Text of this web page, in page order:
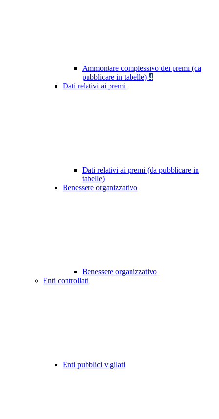
Ammontare complessivo dei premi (da
pubblicare in tabelle) 4
Dati relativi ai premi
Dati relativi ai premi (da pubblicare in
tabelle)
Benessere organizzativo
Benessere organizzativo
Enti controllati
Enti pubblici vigilati